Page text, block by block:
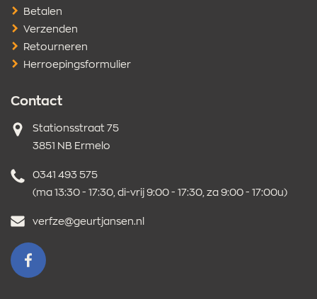
Betalen
Verzenden
Retourneren
Herroepingsformulier
Contact
Adres
Stationsstraat 75
3851 NB Ermelo
Telefoonnummer
0341 493 575
(ma 13:30 - 17:30, di-vrij 9:00 - 17:30, za 9:00 - 17:00u)
E-
verfze@geurtjansen.nl
VOLG ONS OP FACEBOOK